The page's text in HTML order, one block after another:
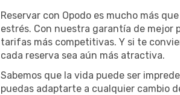
Reservar con Opodo es mucho más
estrés. Con nuestra garantía de mejor
tarifas más competitivas. Y si te
cada reserva sea aún más atractiva.
Sabemos que la vida puede ser
puedas adaptarte a cualquier cambio